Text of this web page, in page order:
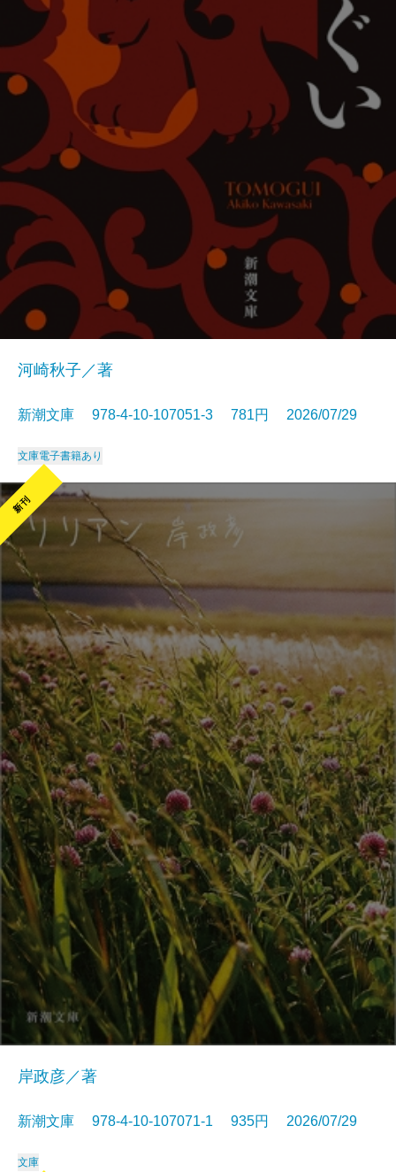
河崎秋子／著
新潮文庫 978-4-10-107051-3 781円 2026/07/29
文庫電子書籍あり
新刊
岸政彦／著
新潮文庫 978-4-10-107071-1 935円 2026/07/29
文庫